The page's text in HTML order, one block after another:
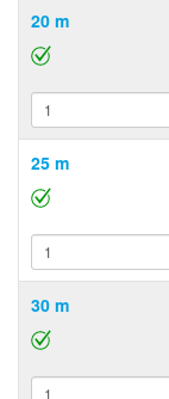
20 m
25 m
30 m